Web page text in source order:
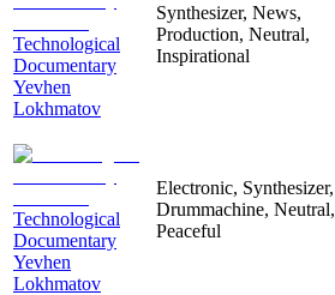
Technological
Documentary
Yevhen
Lokhmatov
Synthesizer, News,
Production, Neutral,
Inspirational
Technological
Documentary
Yevhen
Lokhmatov
Electronic, Synthesizer,
Drummachine, Neutral,
Peaceful